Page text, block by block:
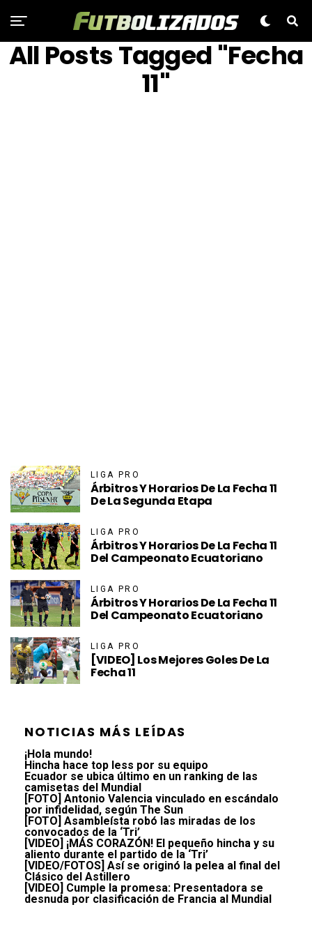
All Posts Tagged "Fecha
11"
LIGA PRO
Árbitros Y Horarios De La Fecha 11
De La Segunda Etapa
LIGA PRO
Árbitros Y Horarios De La Fecha 11
Del Campeonato Ecuatoriano
LIGA PRO
Árbitros Y Horarios De La Fecha 11
Del Campeonato Ecuatoriano
LIGA PRO
[VIDEO] Los Mejores Goles De La
Fecha 11
NOTICIAS MÁS LEÍDAS
¡Hola mundo!
Hincha hace top less por su equipo
Ecuador se ubica último en un ranking de las
camisetas del Mundial
[FOTO] Antonio Valencia vinculado en escándalo
por infidelidad, según The Sun
[FOTO] Asambleísta robó las miradas de los
convocados de la ‘Tri’
[VIDEO] ¡MÁS CORAZÓN! El pequeño hincha y su
aliento durante el partido de la ‘Tri’
[VIDEO/FOTOS] Así se originó la pelea al final del
Clásico del Astillero
[VIDEO] Cumple la promesa: Presentadora se
desnuda por clasificación de Francia al Mundial